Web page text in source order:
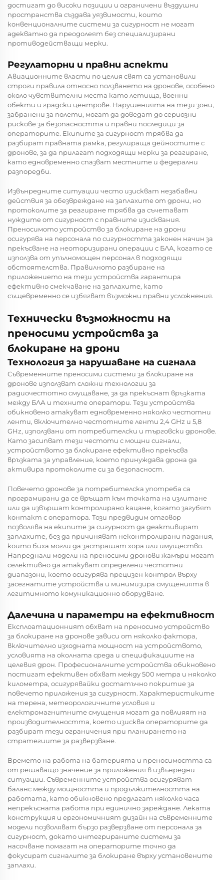
достигат до високи позиции и ограничени въздушни
пространства създава уязвимости, които
конвенционалните системи за сигурност не могат
адекватно да преодолеят без специализирани
противодействащи мерки.
Регулаторни и правни аспекти
Авиационните власти по целия свят са установили
строги правила относно ползването на дронове, особено
около чувствителни места като летища, военни
обекти и градски центрове. Нарушенията на тези зони,
забранени за полети, могат да доведат до сериозни
рискове за безопасността и правни последици за
операторите. Екипите за сигурност трябва да
разбират правната рамка, регулираща дейностите с
дронове, за да прилагат подходящи мерки за реагиране,
като едновременно спазват местните и федерални
разпоредби.
Извънредните ситуации често изискват незабавни
действия за обезвреждане на заплахите от дрони, но
протоколите за реагиране трябва да съчетават
нуждите от сигурност с правните изисквания.
Преносимото устройство за блокиране на дрони
осигурява на персонала по сигурността законен начин за
прекъсване на неоторизирани операции с БЛА, когато се
използва от упълномощен персонал в подходящи
обстоятелства. Правилното разбиране на
приложението на тези устройства гарантира
ефективно смекчаване на заплахите, като
същевременно се избягват възможни правни усложнения.
Технически възможности на
преносими устройства за
блокиране на дрони
Технология за нарушаване на сигнала
Съвременните преносими системи за блокиране на
дронове използват сложни технологии за
радиочестотно смущаване, за да прекъснат връзката
между БЛА и техните оператори. Тези устройства
обикновено атакуват едновременно няколко честотни
ленти, включително честотните ленти 2,4 GHz и 5,8
GHz, използвани от потребителски и търговски дронове.
Като засипват тези честоти с мощни сигнали,
устройството за блокиране ефективно прекъсва
връзката за управление, което принуждава дрона да
активира протоколите си за безопасност.
Повечето дронове за потребителска употреба са
програмирани да се връщат към точката на излитане
или да извършат контролирано кацане, когато загубят
контакт с оператора. Този предвидим отговор
позволява на екипите за сигурност да деактивират
заплахите, без да причиняват неконтролирани падания,
които биха могли да застрашат хора или имущество.
Напреднали модели на преносими дронови жамъри могат
селективно да атакуват определени честотни
диапазони, което осигурява прецизен контрол върху
засегнатите устройства и минимизира смущенията в
легитимното комуникационно оборудване.
Далечина и параметри на ефективност
Експлоатационният обхват на преносимо устройство
за блокиране на дронове зависи от няколко фактора,
включително изходната мощност на устройството,
условията на околната среда и спецификациите на
целевия дрон. Професионалните устройства обикновено
постигат ефективен обхват между 500 метра и няколко
километра, осигурявайки достатъчно покритие за
повечето приложения за сигурност. Характеристиките
на терена, метеорологичните условия и
електромагнитните смущения могат да повлияят на
производителността, което изисква операторите да
разбират тези ограничения при планирането на
стратегиите за разверзване.
Времето на работа на батерията и преносимостта са
от решаващо значение за приложения в извънредни
ситуации. Съвременните устройства осигуряват
баланс между мощността и продължителността на
работата, като обикновено предлагат няколко часа
непрекъсната работа при единично зареждане. Леката
конструкция и ергономичният дизайн на съвременните
модели позволяват бързо разверзване от персонала за
сигурност, докато интегрираните системи за
насочване помагат на операторите точно да
фокусират сигналите за блокиране върху установените
заплахи.